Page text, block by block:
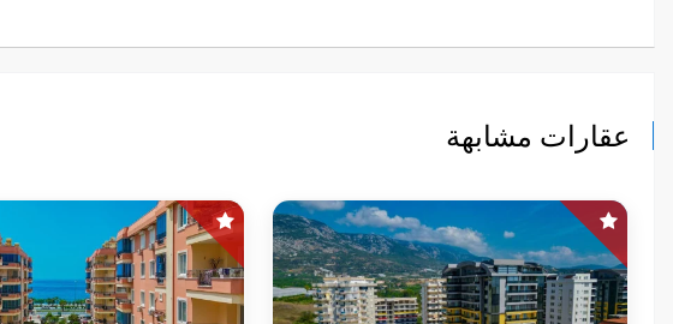
عقارات مشابهة